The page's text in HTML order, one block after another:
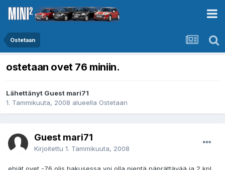
Ostetaan
ostetaan ovet 76 miniin.
Lähettänyt Guest mari71
1. Tammikuuta, 2008 alueella Ostetaan
Guest mari71
Kirjoitettu 1. Tammikuuta, 2008